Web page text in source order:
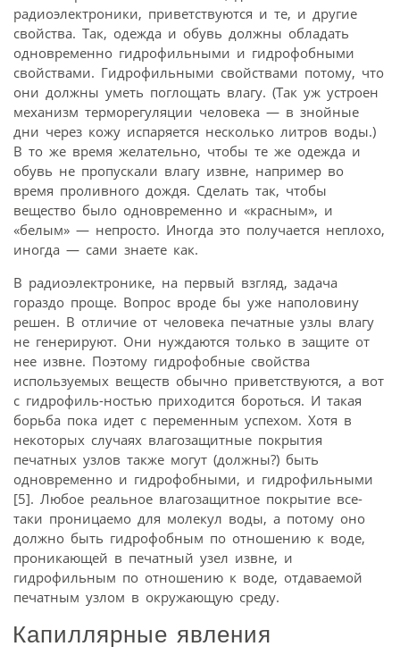
радиоэлектроники, приветствуются и те, и другие
свойства. Так, одежда и обувь должны обладать
одновременно гидрофильными и гидрофобными
свойствами. Гидрофильными свойствами потому, что
они должны уметь поглощать влагу. (Так уж устроен
механизм терморегуляции человека — в знойные
дни через кожу испаряется несколько литров воды.)
В то же время желательно, чтобы те же одежда и
обувь не пропускали влагу извне, например во
время проливного дождя. Сделать так, чтобы
вещество было одновременно и «красным», и
«белым» — непросто. Иногда это получается неплохо,
иногда — сами знаете как.
В радиоэлектронике, на первый взгляд, задача
гораздо проще. Вопрос вроде бы уже наполовину
решен. В отличие от человека печатные узлы влагу
не генерируют. Они нуждаются только в защите от
нее извне. Поэтому гидрофобные свойства
используемых веществ обычно приветствуются, а вот
с гидрофиль-ностью приходится бороться. И такая
борьба пока идет с переменным успехом. Хотя в
некоторых случаях влагозащитные покрытия
печатных узлов также могут (должны?) быть
одновременно и гидрофобными, и гидрофильными
[5]. Любое реальное влагозащитное покрытие все-
таки проницаемо для молекул воды, а потому оно
должно быть гидрофобным по отношению к воде,
проникающей в печатный узел извне, и
гидрофильным по отношению к воде, отдаваемой
печатным узлом в окружающую среду.
Капиллярные явления